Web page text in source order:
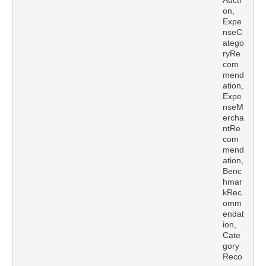
on,
Expe
nseC
atego
ryRe
com
mend
ation,
Expe
nseM
ercha
ntRe
com
mend
ation,
Benc
hmar
kRec
omm
endat
ion,
Cate
gory
Reco